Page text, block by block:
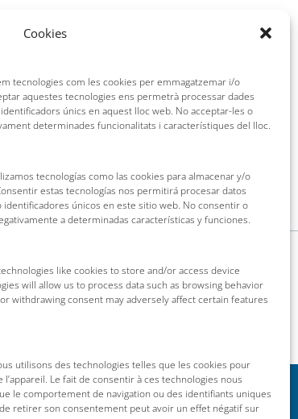
Cookies
tecnologies com les cookies per emmagatzemar i/o
aquestes tecnologies ens permetrà processar dades
únics en aquest lloc web. No acceptar-les o
determinades funcionalitats i característiques del lloc.
tecnologías como las cookies para almacenar y/o
estas tecnologías nos permitirá procesar datos
únicos en este sitio web. No consentir o
a determinadas características y funciones.
like cookies to store and/or access device
will allow us to process data such as browsing behavior
withdrawing consent may adversely affect certain features
utilisons des technologies telles que les cookies pour
Le fait de consentir à ces technologies nous
le comportement de navigation ou des identifiants uniques
retirer son consentement peut avoir un effet négatif sur